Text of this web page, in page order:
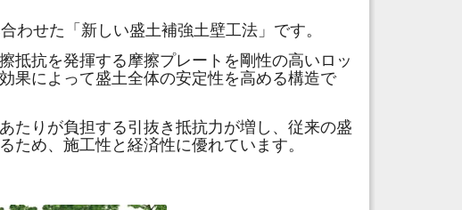
わせた「新しい盛土補強土壁工法」です。
抵抗を発揮する摩擦プレートを剛性の高いロッ
果によって盛土全体の安定性を高める構造で
たりが負担する引抜き抵抗力が増し、従来の盛
ため、施工性と経済性に優れています。